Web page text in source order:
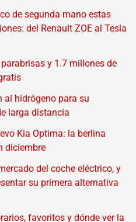
de segunda mano estas
del Renault ZOE al Tesla
y 1.7 millones de
al hidrógeno para su
larga distancia
Kia Optima: la berlina
diciembre
del coche eléctrico, y
su primera alternativa
favoritos y dónde ver la